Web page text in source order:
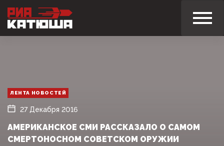
ЛЕНТА НОВОСТЕЙ
27 Декабря 2016
АМЕРИКАНСКОЕ СМИ РАССКАЗАЛО О САМОМ
СМЕРТОНОСНОМ СОВЕТСКОМ ОРУЖИИ